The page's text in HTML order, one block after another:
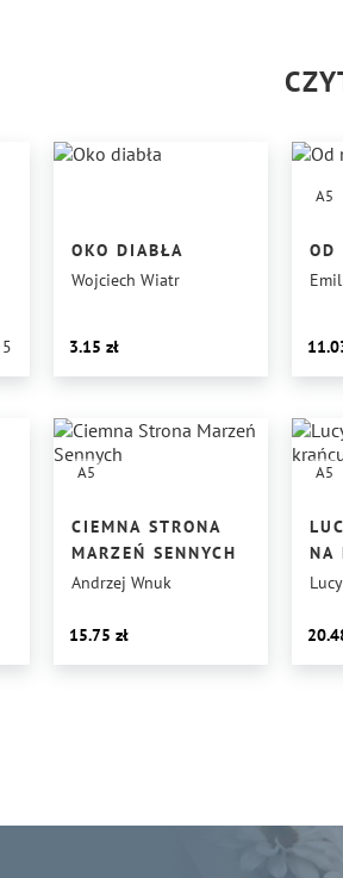
5
OKO DIABŁA
Wojciech Wiatr
3.15
A5
OD
A5
CIEMNA STRONA
MARZEŃ SENNYCH
Andrzej Wnuk
15.75
A5
NA